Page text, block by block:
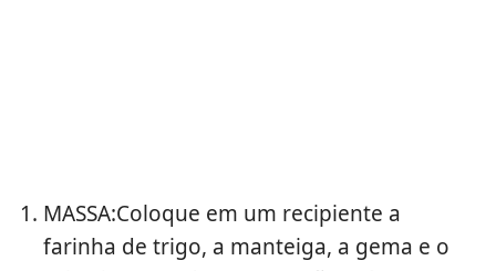
MASSA:Coloque em um recipiente a
farinha de trigo, a manteiga, a gema e o